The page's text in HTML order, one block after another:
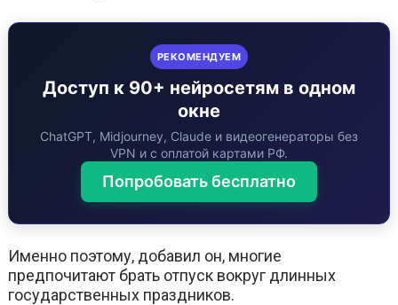
РЕКОМЕНДУЕМ
Доступ к 90+ нейросетям в одном
окне
ChatGPT, Midjourney, Claude и видеогенераторы без
VPN и с оплатой картами РФ.
Попробовать бесплатно
Именно поэтому, добавил он, многие
предпочитают брать отпуск вокруг длинных
государственных праздников.